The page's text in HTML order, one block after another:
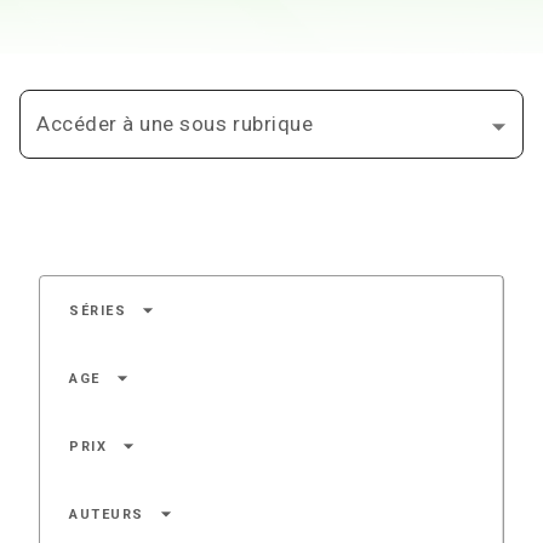
Accéder à une sous rubrique
SÉRIES arrow_drop_down
AGE arrow_drop_down
PRIX arrow_drop_down
AUTEURS arrow_drop_down